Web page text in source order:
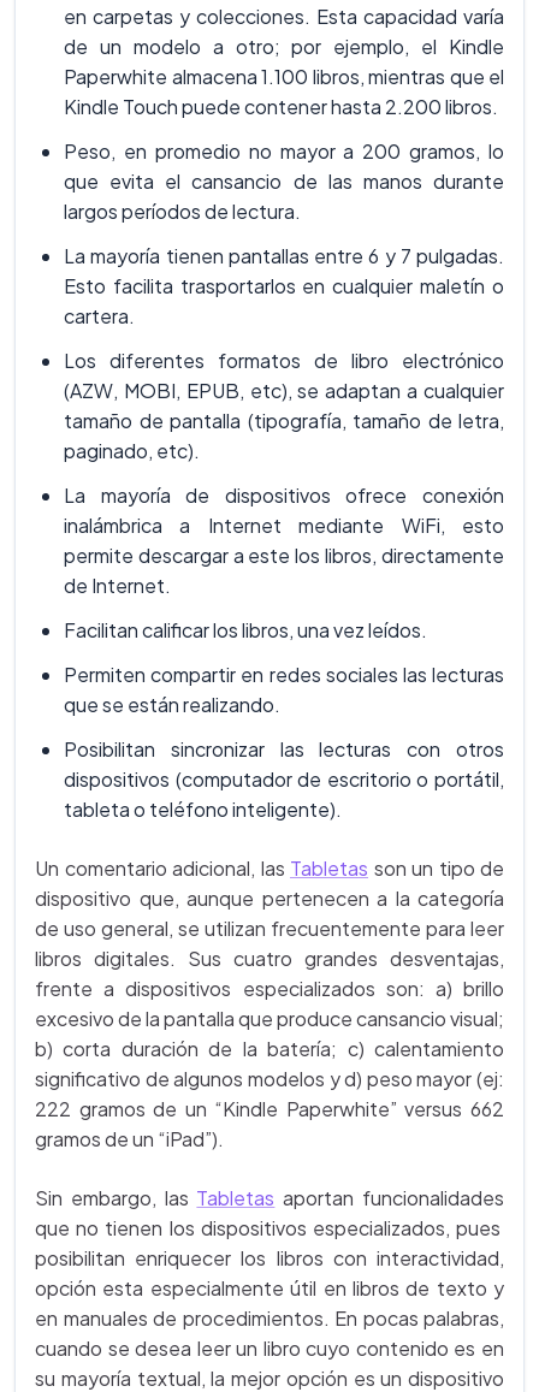
en carpetas y colecciones. Esta capacidad varía
de un modelo a otro; por ejemplo, el Kindle
Paperwhite almacena 1.100 libros, mientras que el
Kindle Touch puede contener hasta 2.200 libros.
Peso, en promedio no mayor a 200 gramos, lo
que evita el cansancio de las manos durante
largos períodos de lectura.
La mayoría tienen pantallas entre 6 y 7 pulgadas.
Esto facilita trasportarlos en cualquier maletín o
cartera.
Los diferentes formatos de libro electrónico
(AZW, MOBI, EPUB, etc), se adaptan a cualquier
tamaño de pantalla (tipografía, tamaño de letra,
paginado, etc).
La mayoría de dispositivos ofrece conexión
inalámbrica a Internet mediante WiFi, esto
permite descargar a este los libros, directamente
de Internet.
Facilitan calificar los libros, una vez leídos.
Permiten compartir en redes sociales las lecturas
que se están realizando.
Posibilitan sincronizar las lecturas con otros
dispositivos (computador de escritorio o portátil,
tableta o teléfono inteligente).
Un comentario adicional, las Tabletas son un tipo de
dispositivo que, aunque pertenecen a la categoría
de uso general, se utilizan frecuentemente para leer
libros digitales. Sus cuatro grandes desventajas,
frente a dispositivos especializados son: a) brillo
excesivo de la pantalla que produce cansancio visual;
b) corta duración de la batería; c) calentamiento
significativo de algunos modelos y d) peso mayor (ej:
222 gramos de un “Kindle Paperwhite” versus 662
gramos de un “iPad”).
Sin embargo, las Tabletas aportan funcionalidades
que no tienen los dispositivos especializados, pues
posibilitan enriquecer los libros con interactividad,
opción esta especialmente útil en libros de texto y
en manuales de procedimientos. En pocas palabras,
cuando se desea leer un libro cuyo contenido es en
su mayoría textual, la mejor opción es un dispositivo